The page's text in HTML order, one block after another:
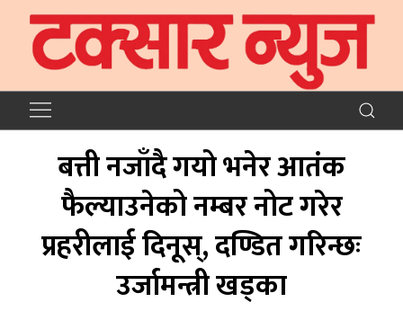
बत्ती नजाँदै गयो भनेर आतंक
फैल्याउनेको नम्बर नोट गरेर
प्रहरीलाई दिनूस्, दण्डित गरिन्छः
उर्जामन्त्री खड्का